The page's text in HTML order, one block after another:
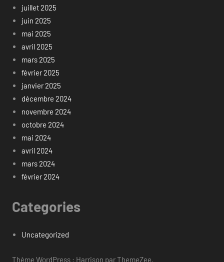
juillet 2025
juin 2025
mai 2025
avril 2025
mars 2025
février 2025
janvier 2025
décembre 2024
novembre 2024
octobre 2024
mai 2024
avril 2024
mars 2024
février 2024
Categories
Uncategorized
Thème WordPress : Harrison par ThemeZee.